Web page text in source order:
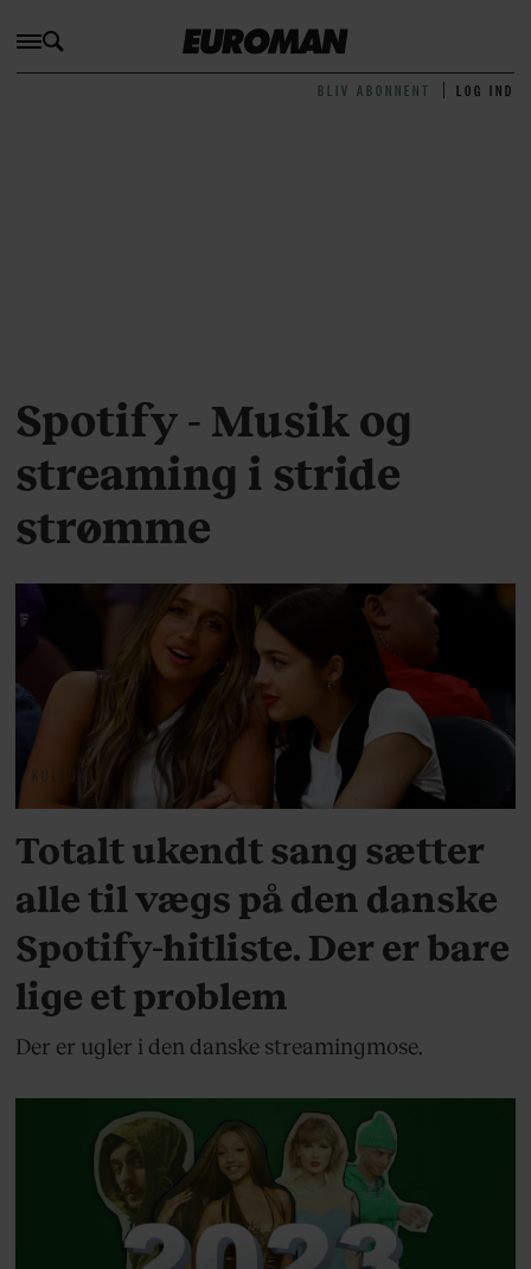
BLIV ABONNENT LOG IND
Spotify - Musik og
streaming i stride
strømme
KULTUR
Totalt ukendt sang sætter
alle til vægs på den danske
Spotify-hitliste. Der er bare
lige et problem
Der er ugler i den danske streamingmose.